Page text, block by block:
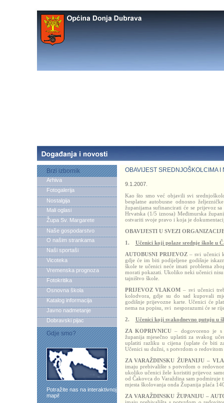
Brzi izbornik
Arhiva
Fotogalerija
Nostalgija
Mali oglasi
Župa Sv. Margarete
Naše gospodarstvo
O našim strankama
Naši sportaši
Vicoteka
Vremenska prognoza
Fotokritika
Osnovna škola
Katalog informacija
Javno nadmetanje
Dobravski pijac
Gdje smo?
Potražite nas na interaktivnoj
mapi!
OBAVIJEST SREDNJOŠKOLCIMA I
9.1.2007.
Kao što smo već objavili svi
besplatne autobusne odnosno
županijama sufinancirati će se prijevoz
Hrvatska (1/5 iznosa) Međimurska
ostvariti svoje pravo i koja je
OBAVIJESTI U SVEZI
1.
Učenici koji polaze srednje škole u
AUTOBUSNI PRIJEVOZ– svi učenici
gdje će im biti podijeljene godišnje
škole te učenici neće imati problema
morati pokazati. Ukoliko neki učenici
tajništvo škole.
PRIJEVOZ VLAKOM – svi učenici
kolodvora, gdje su do sad kupovali
godišnje prijevozne karte. Učenici će
nema na popisu, svi nesporazumi će se
2.
Učenici koji svakodnevno putuju u
ZA KOPRIVNICU– dogovoreno je s
županija mjesečno uplatiti za svakog
uplatiti razliku u cijena (uplate će biti
Učenici su dužni, s potvrdom o
ZA VARAŽDINSKU ŽUPANIJU –
imaju prebivalište s potvrdom o
ukoliko učenici žele koristiti prijevoz
od Čakovca do Varaždina sam podmiruje
mjesta školovanja onda Županija plaća
ZA VARAŽDINSKU ŽUPANIJU –